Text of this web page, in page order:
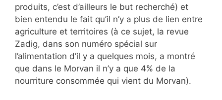
produits, c’est d’ailleurs le but recherché) et
bien entendu le fait qu’il n’y a plus de lien entre
agriculture et territoires (à ce sujet, la revue
Zadig, dans son numéro spécial sur
l’alimentation d’il y a quelques mois, a montré
que dans le Morvan il n’y a que 4% de la
nourriture consommée qui vient du Morvan).